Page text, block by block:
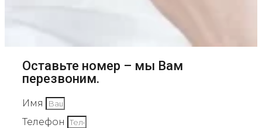
Оставьте номер – мы Вам
перезвоним.
Имя
Телефон